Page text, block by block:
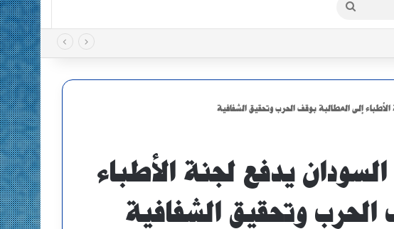
بحث
عن
الأطباء إلى المطالبة بوقف الحرب وتحقيق الشفافية
السودان يدفع لجنة الأطباء
الحرب وتحقيق الشفافية